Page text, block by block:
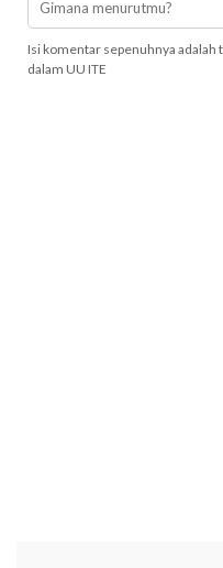
Isi komentar sepenuhnya adalah
dalam UU ITE